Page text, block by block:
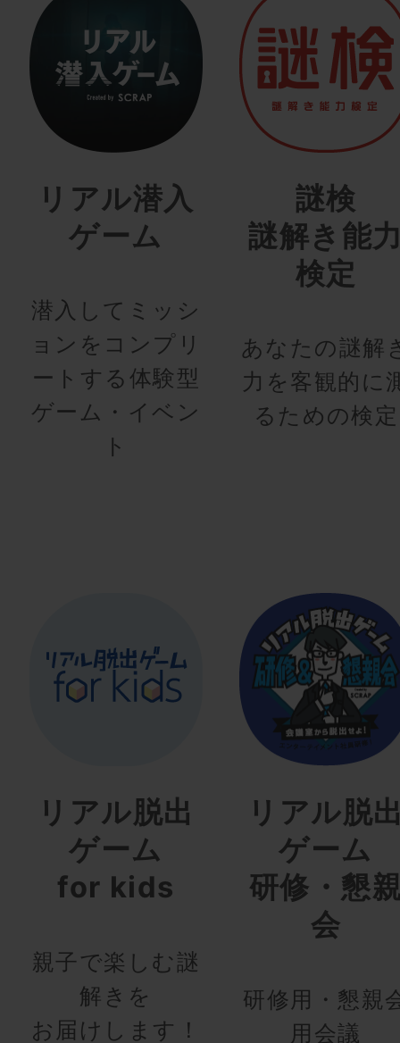
リアル潜入
ゲーム
潜入してミッシ
ョンをコンプリ
ートする体験型
ゲーム・イベン
ト
謎検
謎解き能
検定
あなたの謎解
力を客観的に
るための検定
リアル脱出
ゲーム
for kids
親子で楽しむ謎
解きを
お届けします！
リアル脱
ゲーム
研修・懇
会
研修用・懇親
用会議